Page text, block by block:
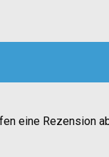
eine Rezension